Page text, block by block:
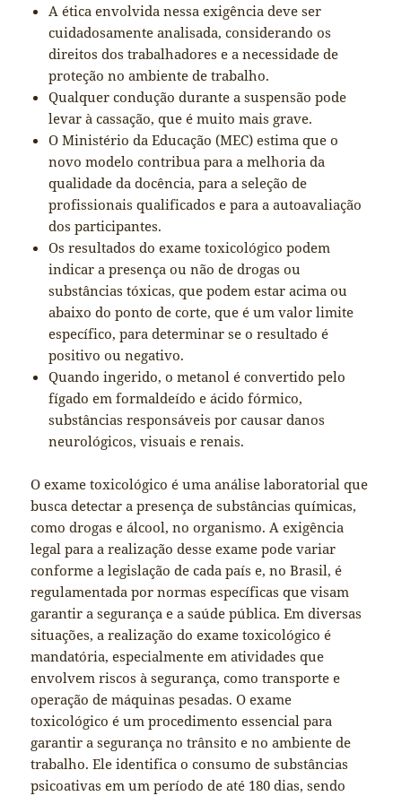
A ética envolvida nessa exigência deve ser
cuidadosamente analisada, considerando os
direitos dos trabalhadores e a necessidade de
proteção no ambiente de trabalho.
Qualquer condução durante a suspensão pode
levar à cassação, que é muito mais grave.
O Ministério da Educação (MEC) estima que o
novo modelo contribua para a melhoria da
qualidade da docência, para a seleção de
profissionais qualificados e para a autoavaliação
dos participantes.
Os resultados do exame toxicológico podem
indicar a presença ou não de drogas ou
substâncias tóxicas, que podem estar acima ou
abaixo do ponto de corte, que é um valor limite
específico, para determinar se o resultado é
positivo ou negativo.
Quando ingerido, o metanol é convertido pelo
fígado em formaldeído e ácido fórmico,
substâncias responsáveis por causar danos
neurológicos, visuais e renais.
O exame toxicológico é uma análise laboratorial que
busca detectar a presença de substâncias químicas,
como drogas e álcool, no organismo. A exigência
legal para a realização desse exame pode variar
conforme a legislação de cada país e, no Brasil, é
regulamentada por normas específicas que visam
garantir a segurança e a saúde pública. Em diversas
situações, a realização do exame toxicológico é
mandatória, especialmente em atividades que
envolvem riscos à segurança, como transporte e
operação de máquinas pesadas. O exame
toxicológico é um procedimento essencial para
garantir a segurança no trânsito e no ambiente de
trabalho. Ele identifica o consumo de substâncias
psicoativas em um período de até 180 dias, sendo